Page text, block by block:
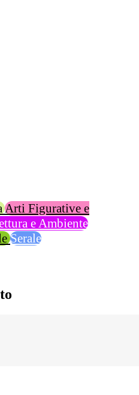
Arti Figurative e
e Ambiente
Serale